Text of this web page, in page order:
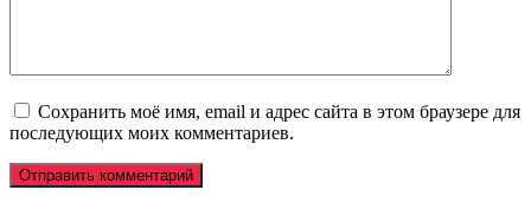
Сохранить моё имя, email и адрес сайта в этом браузере для
последующих моих комментариев.